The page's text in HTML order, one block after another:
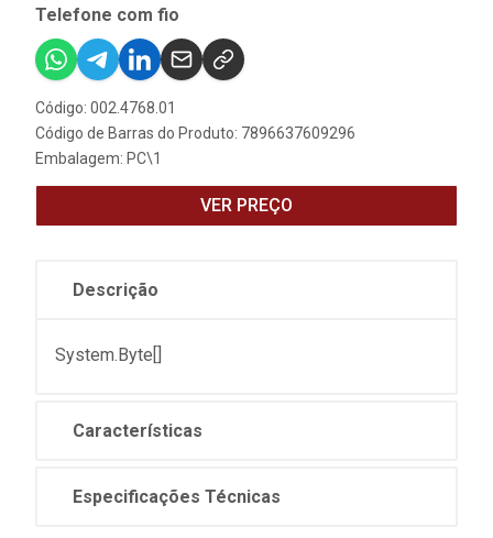
Telefone com fio
Código: 002.4768.01
Código de Barras do Produto: 7896637609296
Embalagem: PC\1
VER PREÇO
Descrição
System.Byte[]
Características
Especificações Técnicas